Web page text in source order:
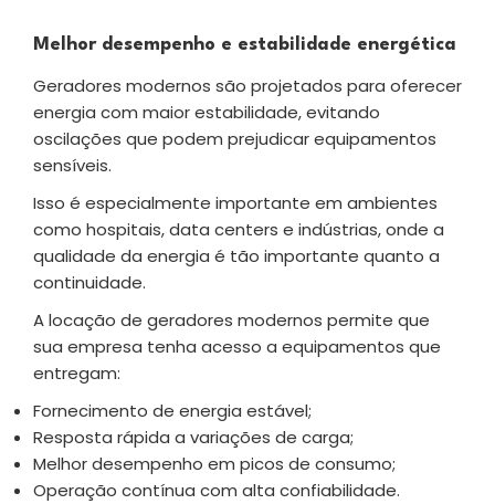
Melhor desempenho e estabilidade energética
Geradores modernos são projetados para oferecer
energia com maior estabilidade, evitando
oscilações que podem prejudicar equipamentos
sensíveis.
Isso é especialmente importante em ambientes
como hospitais, data centers e indústrias, onde a
qualidade da energia é tão importante quanto a
continuidade.
A locação de geradores modernos permite que
sua empresa tenha acesso a equipamentos que
entregam:
Fornecimento de energia estável;
Resposta rápida a variações de carga;
Melhor desempenho em picos de consumo;
Operação contínua com alta confiabilidade.